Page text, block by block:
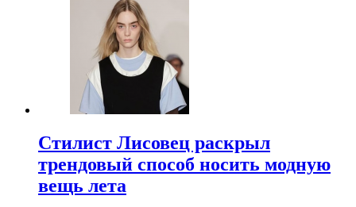
Стилист Лисовец раскрыл
трендовый способ носить модную
вещь лета